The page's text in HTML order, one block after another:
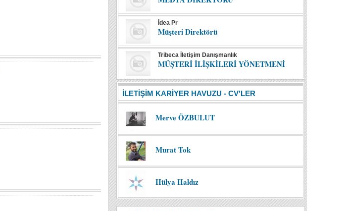
İdea Pr
Müşteri Direktörü
Tribeca İletişim Danışmanlık
MÜŞTERİ İLİŞKİLERİ YÖNETMENİ
İLETİŞİM KARİYER HAVUZU - CV'LER
Merve ÖZBULUT
Murat Tok
Hülya Haldız